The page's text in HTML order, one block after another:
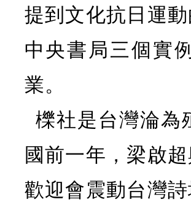
提到文化抗日運
中央書局三個實
業。
櫟社是台灣淪為
國前一年，梁啟
歡迎會震動台灣